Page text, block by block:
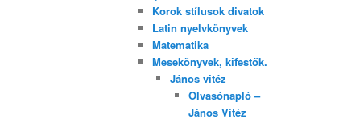
Korok stílusok divatok
Latin nyelvkönyvek
Matematika
Mesekönyvek, kifestők.
János vitéz
Olvasónapló –
János Vitéz